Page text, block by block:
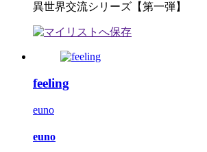
異世界交流シリーズ【第一弾】
feeling
euno
euno